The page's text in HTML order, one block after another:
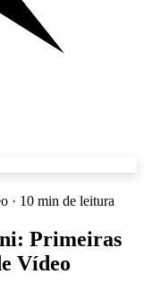
· 10 min de leitura
Primeiras
Vídeo